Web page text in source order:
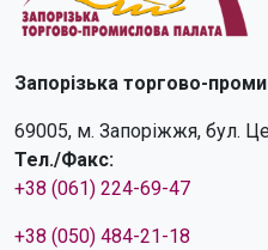
Запорізька торгово-
69005, м. Запоріжжя, бул.
Тел./Факс:
+38 (061) 224-69-47
+38 (050) 484-21-18